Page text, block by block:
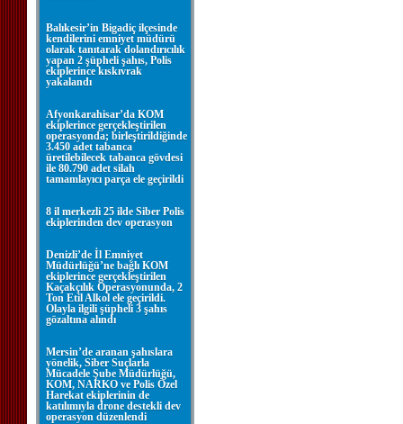
Balıkesir’in Bigadiç ilçesinde
kendilerini emniyet müdürü
olarak tanıtarak dolandırıcılık
yapan 2 şüpheli şahıs, Polis
ekiplerince kıskıvrak
yakalandı
Afyonkarahisar’da KOM
ekiplerince gerçekleştirilen
operasyonda; birleştirildiğinde
3.450 adet tabanca
üretilebilecek tabanca gövdesi
ile 80.790 adet silah
tamamlayıcı parça ele geçirildi
8 il merkezli 25 ilde Siber Polis
ekiplerinden dev operasyon
Denizli’de İl Emniyet
Müdürlüğü’ne bağlı KOM
ekiplerince gerçekleştirilen
Kaçakçılık Operasyonunda, 2
Ton Etil Alkol ele geçirildi.
Olayla ilgili şüpheli 3 şahıs
gözaltına alındı
Mersin’de aranan şahıslara
yönelik, Siber Suçlarla
Mücadele Şube Müdürlüğü,
KOM, NARKO ve Polis Özel
Harekat ekiplerinin de
katılımıyla drone destekli dev
operasyon düzenlendi